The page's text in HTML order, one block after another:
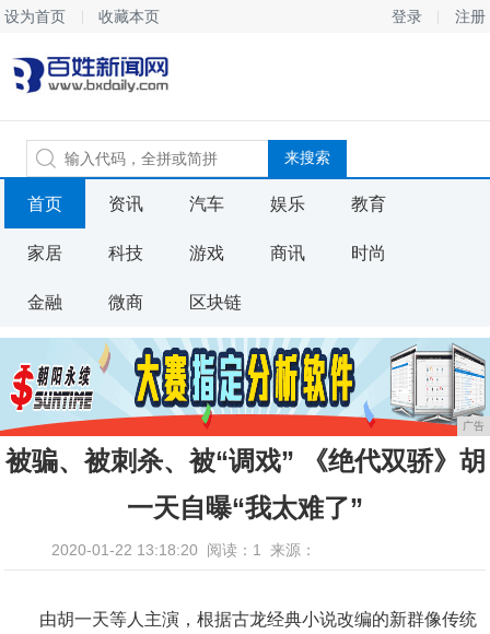
设为首页 收藏本页 登录 注册
首页 资讯 汽车 娱乐 教育
家居 科技 游戏 商讯 时尚
金融 微商 区块链
广告
被骗、被刺杀、被“调戏” 《绝代双骄》胡
一天自曝“我太难了”
2020-01-22 13:18:20 阅读：1 来源：
由胡一天等人主演，根据古龙经典小说改编的新群像传统